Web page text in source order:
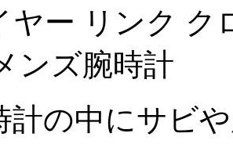
ヤー リンク ク
ンズ腕時計
計の中にサビ